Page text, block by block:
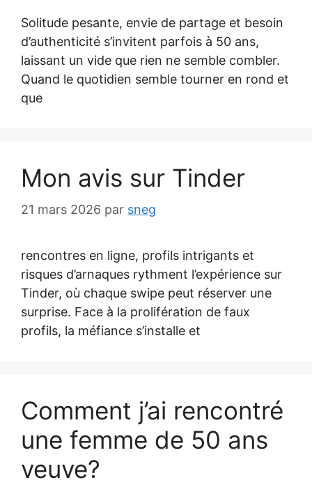
Solitude pesante, envie de partage et besoin
d’authenticité s’invitent parfois à 50 ans,
laissant un vide que rien ne semble combler.
Quand le quotidien semble tourner en rond et
que
Mon avis sur Tinder
21 mars 2026 par sneg
rencontres en ligne, profils intrigants et
risques d’arnaques rythment l’expérience sur
Tinder, où chaque swipe peut réserver une
surprise. Face à la prolifération de faux
profils, la méfiance s’installe et
Comment j’ai rencontré
une femme de 50 ans
veuve?